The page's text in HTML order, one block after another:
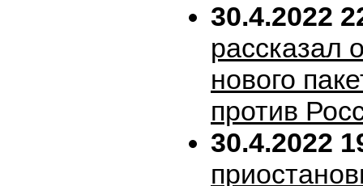
30.4.2022
рассказал
нового
против
30.4.2022